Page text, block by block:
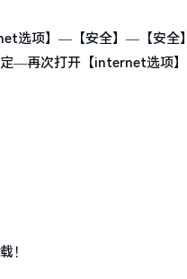
选项】—【安全】—【安全
—再次打开【internet选项
！